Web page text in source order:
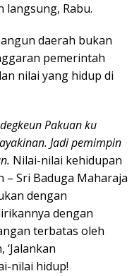
langsung, Rabu.
daerah bukan
pemerintah
nilai yang hidup di
Pakuan ku
Jadi pemimpin
Nilai-nilai kehidupan
Sri Baduga Maharaja
dengan
dengan
terbatas oleh
nilai hidup!